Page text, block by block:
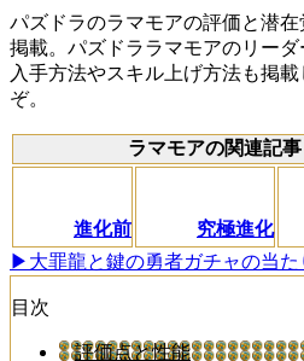
パズドラのラマモアの評価と潜
掲載。パズドララマモアのリーダ
入手方法やスキル上げ方法も掲
ぞ。
ラマモアの関連記事
進化前 究極進化
▶大罪龍と鍵の勇者ガチャの当た
目次
評価点と性能